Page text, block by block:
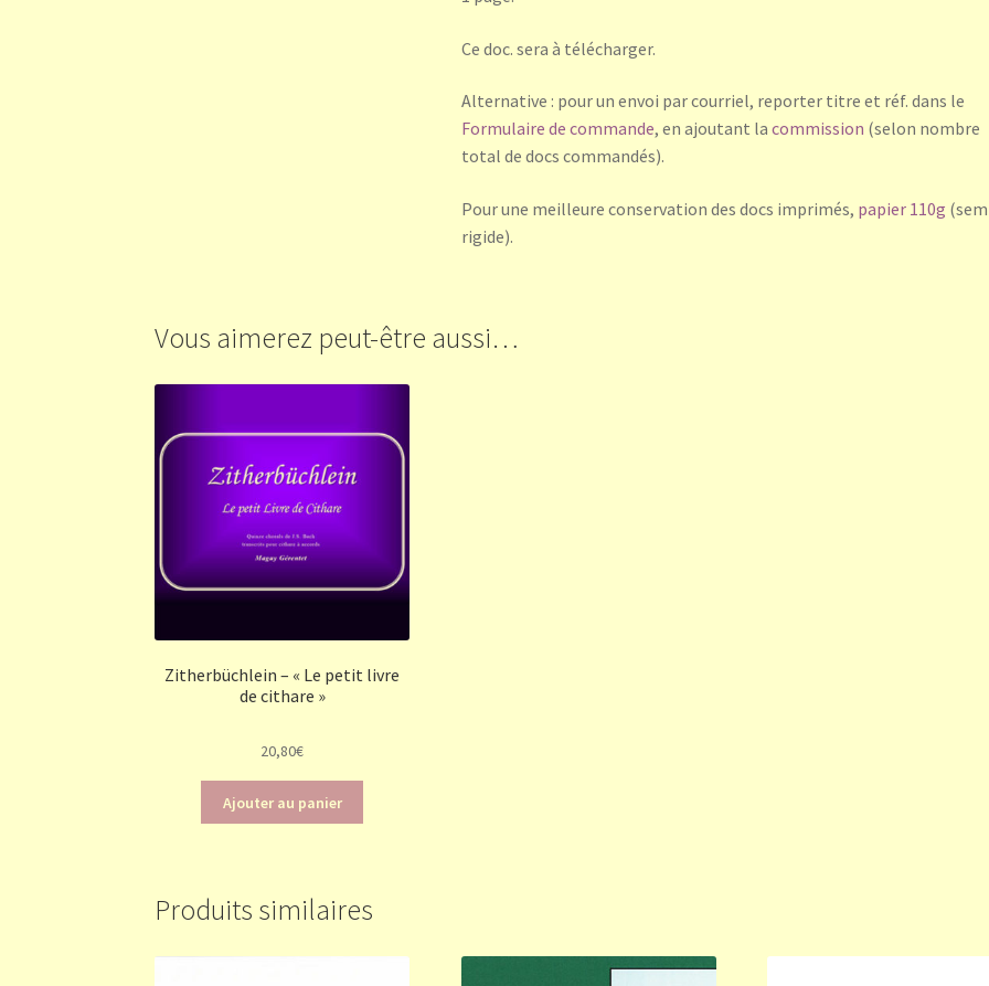
Ce doc. sera à télécharger.
Alternative : pour un envoi par courriel, reporter titre et réf. dans le
Formulaire de commande, en ajoutant la commission (selon nombre
total de docs commandés).
Pour une meilleure conservation des docs imprimés, papier 110g
rigide).
Vous aimerez peut-être aussi…
Zitherbüchlein – « Le petit livre
de cithare »
20,80€
Ajouter au panier
Produits similaires